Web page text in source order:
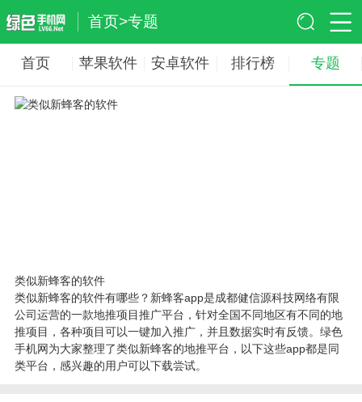
首页>专题
首页 苹果软件 安卓软件 排行榜 专题
类似新蜂客的软件
类似新蜂客的软件有哪些？新蜂客app是成都健信源科技网络有限
公司运营的一款地推项目推广平台，针对全国不同地区有不同的地
推项目，各种项目可以一键加入推广，并且数据实时有反馈。绿色
手机网为大家整理了类似新蜂客的地推平台，以下这些app都是同
类平台，感兴趣的用户可以下载尝试。